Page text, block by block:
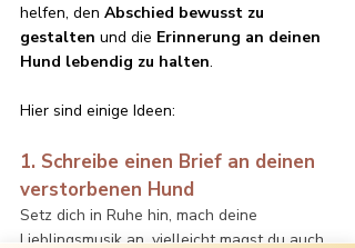
helfen, den Abschied bewusst zu
gestalten und die Erinnerung an deinen
Hund lebendig zu halten.
Hier sind einige Ideen:
1. Schreibe einen Brief an deinen
verstorbenen Hund
Setz dich in Ruhe hin, mach deine
Lieblingsmusik an, vielleicht magst du auch